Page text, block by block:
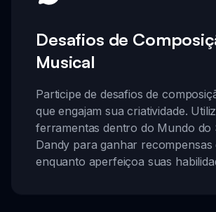
Desafios de
Musical
Participe de desafios de
que engajam sua criatividade.
ferramentas dentro do Mundo do
Dandy para ganhar recompensas
enquanto aperfeiçoa suas